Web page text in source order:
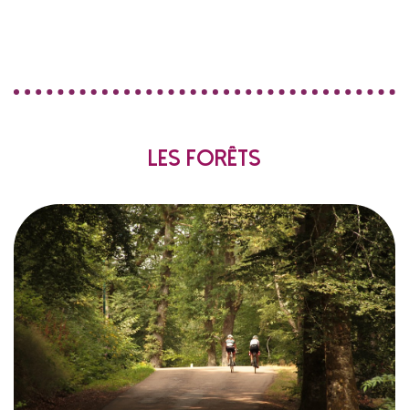
Les forêts
128 000 ha
boisés sur le Morvan, soit
45 % de la
superficie totale
du parc ! Pas mal non ? La moitié
est représentée par les
feuillus
(essentiellement
des chênes et hêtres) et l’autre par les
résineux
(douglas, mélèzes, épicéas, sapins…). Ces forêts
sont pour la plupart des propriétés privées ou
bien appartiennent à des collectivités. De